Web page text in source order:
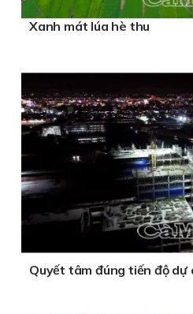
Xanh mát lúa hè thu
Quyết tâm đúng tiến độ dự